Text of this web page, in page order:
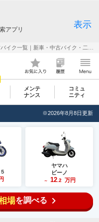
アプリ
表示
メンテ
ナンス
コミュ
ニティ
※2026年8月8日更新
ヤマハ
ビーノ
～ 12.2 万円
場を調べる